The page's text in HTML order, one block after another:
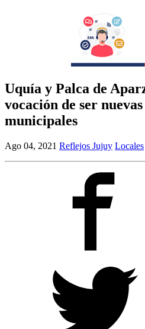
Uquía y Palca de
vocación de ser
municipales
Ago 04, 2021 Reflejos Jujuy Locales